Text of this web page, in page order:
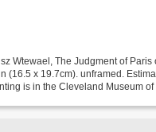
Wtewael, The Judgment of Paris
(16.5 x 19.7cm). unframed.
is in the Cleveland Museum